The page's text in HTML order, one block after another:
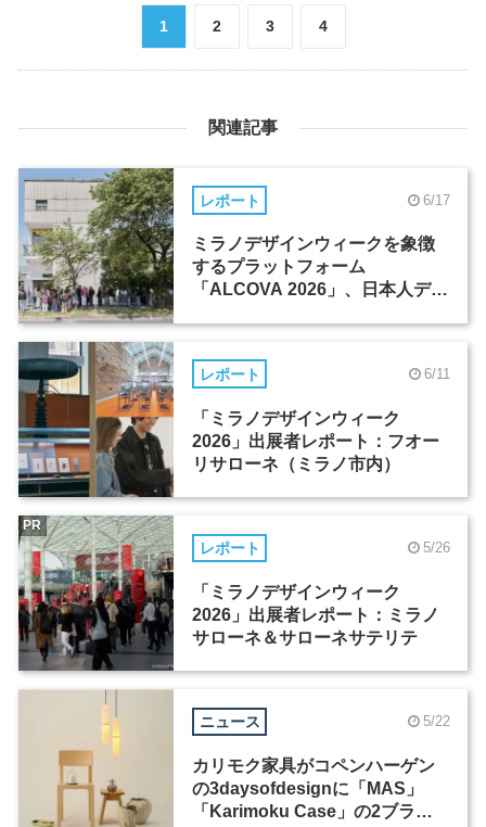
1 2 3 4
関連記事
レポート 6/17
ミラノデザインウィークを象徴
するプラットフォーム
「ALCOVA 2026」、日本人デザ
レポート 6/11
「ミラノデザインウィーク
2026」出展者レポート：フオー
リサローネ（ミラノ市内）
レポート 5/26
「ミラノデザインウィーク
2026」出展者レポート：ミラノ
サローネ＆サローネサテリテ
PR
ニュース 5/22
カリモク家具がコペンハーゲン
の3daysofdesignに「MAS」
「Karimoku Case」の2ブラン